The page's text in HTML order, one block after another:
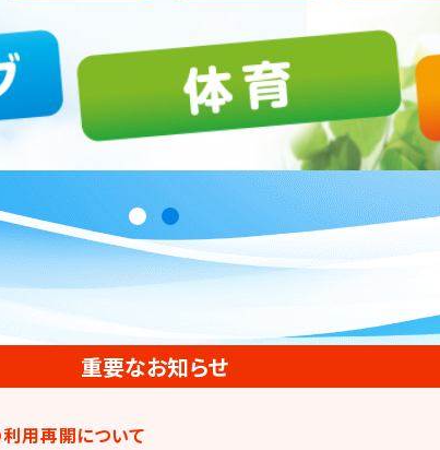
重要なお知らせ
用再開について